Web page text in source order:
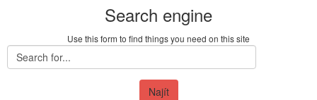
Search engine
Use this form to find things you need on this site
Najít